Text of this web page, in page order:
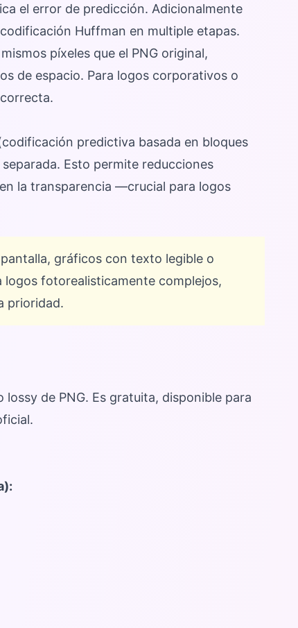
el error de predicción. Adicionalmente
Huffman en multiple etapas.
píxeles que el PNG original,
de espacio. Para logos corporativos o
predictiva basada en bloques
Esto permite reducciones
la transparencia —crucial para logos
gráficos con texto legible o
logos fotorealisticamente complejos,
prioridad.
de PNG. Es gratuita, disponible para